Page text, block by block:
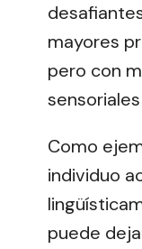
mayores
pero con
Como
individuo
puede